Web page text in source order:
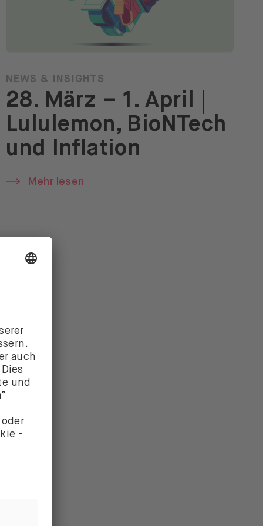
NEWS & INSIGHTS
28. März – 1. April |
Lululemon, BioNTech
und Inflation
Mehr lesen